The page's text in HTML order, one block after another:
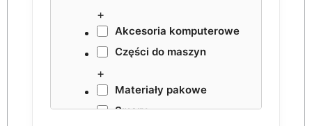
+
Akcesoria komputerowe
Części do maszyn
+
Materiały pakowe
Smary